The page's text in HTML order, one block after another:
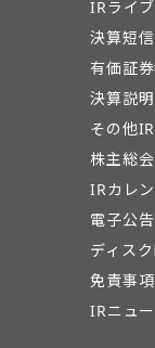
IRライ
決算短信
有価証
決算説
その他
株主総
IRカレ
電子公告
ディス
免責事項
IRニュ